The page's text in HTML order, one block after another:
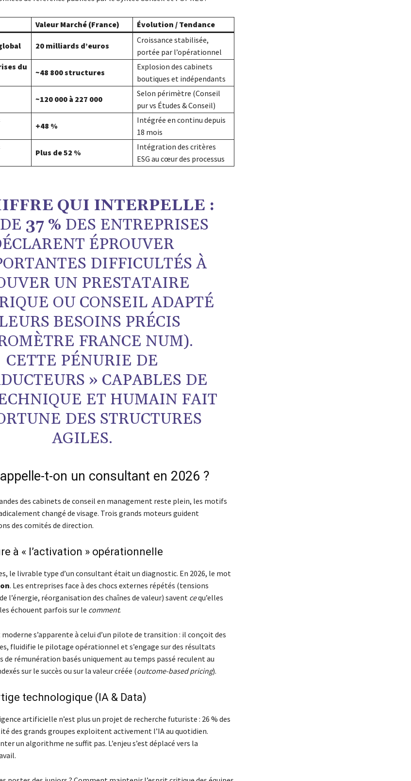
Valeur Marché (France) Évolution / Tendance
20 milliards d’euros
Croissance stabilisée,
portée par l’opérationnel
du
~48 800 structures
Explosion des cabinets
boutiques et indépendants
~120 000 à 227 000
Selon périmètre (Conseil
pur vs Études & Conseil)
+48 %
Intégrée en continu depuis
18 mois
Plus de 52 %
Intégration des critères
ESG au cœur des processus
QUI INTERPELLE :
37 % DES ENTREPRISES
ÉPROUVER
DIFFICULTÉS À
UN PRESTATAIRE
OU CONSEIL ADAPTÉ
BESOINS PRÉCIS
FRANCE NUM).
CETTE PÉNURIE DE
» CAPABLES DE
ET HUMAIN FAIT
DES STRUCTURES
AGILES.
t-on un consultant en 2026 ?
des cabinets de conseil en management reste plein, les motifs
changé de visage. Trois grands moteurs guident
des comités de direction.
à « l’activation » opérationnelle
le livrable type d’un consultant était un diagnostic. En 2026, le mot
. Les entreprises face à des chocs externes répétés (tensions
l’énergie, réorganisation des chaînes de valeur) savent cequ’elles
échouent parfois sur le comment.
s’apparente à celui d’un pilote de transition : il conçoit des
fluidifie le pilotage opérationnel et s’engage sur des résultats
de rémunération basés uniquement au temps passé reculent au
sur le succès ou sur la valeur créée (outcome-based pricing).
technologique (IA & Data)
artificielle n’est plus un projet de recherche futuriste : 26 % des
des grands groupes exploitent activement l’IA au quotidien.
un algorithme ne suffit pas. L’enjeu s’est déplacé vers la